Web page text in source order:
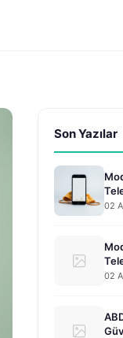
Son Yazılar
02
02